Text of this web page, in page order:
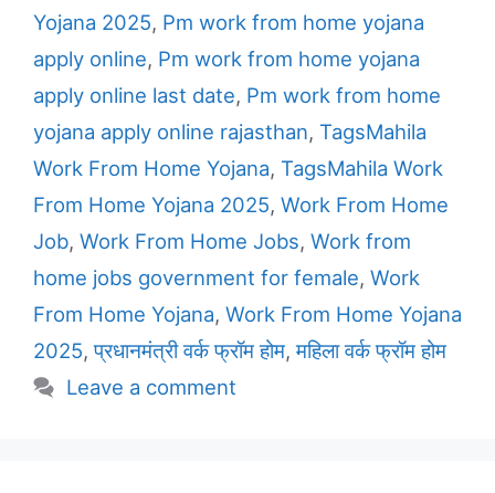
Yojana 2025, Pm work from home yojana
apply online, Pm work from home yojana
apply online last date, Pm work from home
yojana apply online rajasthan, TagsMahila
Work From Home Yojana, TagsMahila Work
From Home Yojana 2025, Work From Home
Job, Work From Home Jobs, Work from
home jobs government for female, Work
From Home Yojana, Work From Home Yojana
2025,प्रधानमंत्री वर्क फ्रॉम होम,महिला वर्क फ्रॉम होम
Leave a comment